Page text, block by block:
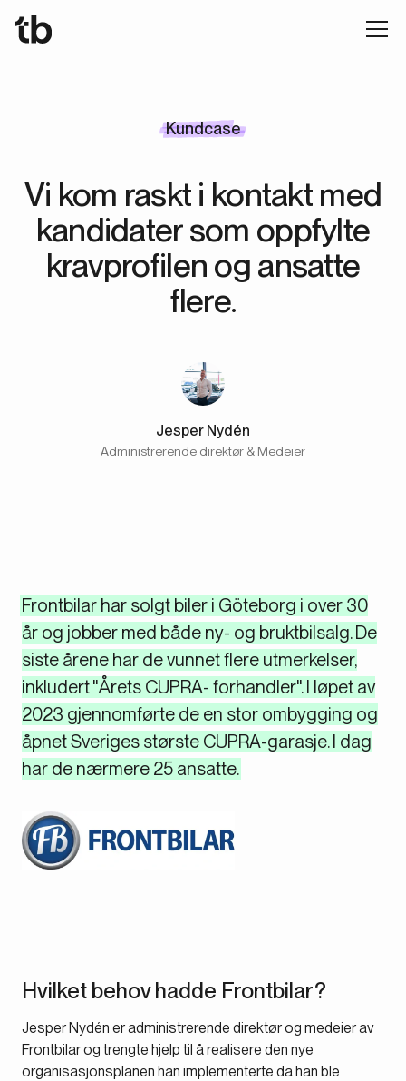
Kundcase
Vi kom raskt i kontakt med
kandidater som oppfylte
kravprofilen og ansatte
flere.
Jesper Nydén
Administrerende direktør & Medeier
Frontbilar har solgt biler i Göteborg i over 30
år og jobber med både ny- og bruktbilsalg. De
siste årene har de vunnet flere utmerkelser,
inkludert "Årets CUPRA- forhandler". I løpet av
2023 gjennomførte de en stor ombygging og
åpnet Sveriges største CUPRA-garasje. I dag
har de nærmere 25 ansatte.
Hvilket behov hadde Frontbilar?
Jesper Nydén er administrerende direktør og medeier av
Frontbilar og trengte hjelp til å realisere den nye
organisasjonsplanen han implementerte da han ble